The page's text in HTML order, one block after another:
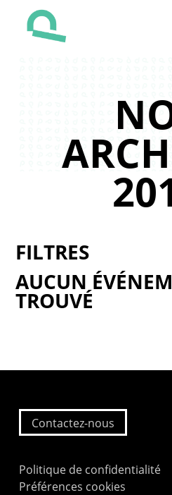
AUCUN
TROUVÉ
FILTRES
Contactez-nous
Politique de confidentialité
Préférences cookies